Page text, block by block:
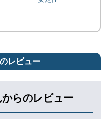
レビュー
からのレビュー